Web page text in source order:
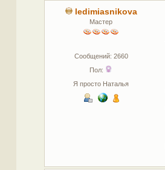
ledimiasnikova
Мастер
Сообщений: 2660
Пол:
Я просто Наталья